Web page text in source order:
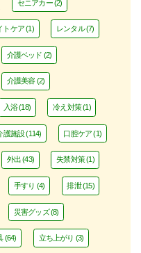
セニアカー(2)
トケア(1) レンタル(7)
介護ベッド (2)
介護美容(2)
入浴(18) 冷え対策(1)
護施設(114) 口腔ケア(1)
外出(43) 失禁対策(1)
手すり (4) 排泄(15)
災害グッズ(8)
(64) 立ち上がり (3)